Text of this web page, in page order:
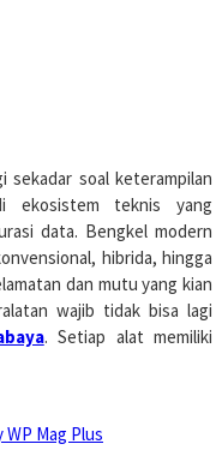
soal keterampilan
ekosistem teknis yang
data. Bengkel modern
hibrida, hingga
dan mutu yang kian
wajib tidak bisa lagi
. Setiap alat memiliki
WP Mag Plus